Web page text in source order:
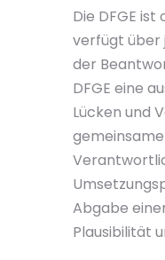
Die DFGE
verfügt über
der
DFGE eine
Lücken und
Abgabe
Plausibilität